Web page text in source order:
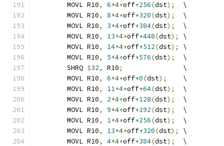
	MOVL R10
, 6*4+off+256(dst);
  \
	MOVL R10
, 8*4+off+320(dst);
  \
	MOVL R10
, 3*4+off+384(dst);
  \
	MOVL R10
, 13*4+off+448(dst);
\
	MOVL R10
, 14*4+off+512(dst);
\
	MOVL R10
, 5*4+off+576(dst);
  \
	SHRQ
$32, R10;
               \
	MOVL R10
, 6*4+off+0(dst);
    \
	MOVL R10
, 11*4+off+64(dst);
  \
	MOVL R10
, 2*4+off+128(dst);
  \
	MOVL R10
, 9*4+off+192(dst);
  \
	MOVL R10
, 1*4+off+256(dst);
  \
	MOVL R10
, 13*4+off+320(dst);
\
	MOVL R10
, 4*4+off+384(dst);
  \